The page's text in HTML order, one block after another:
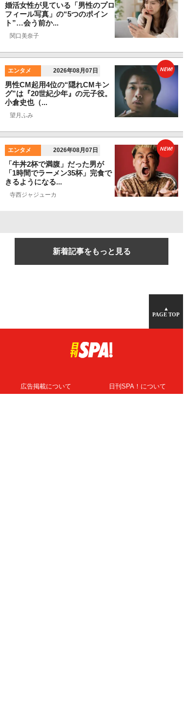
婚活女性が見ている「男性のプロ
フィール写真」の“5つのポイン
ト”…会う前か...
関口美奈子
エンタメ 2026年08月07日
男性CM起用4位の“隠れCMキン
グ”は『20世紀少年』の元子役。
小倉史也（...
望月ふみ
NEW!
エンタメ 2026年08月07日
「牛丼2杯で満腹」だった男が
「1時間でラーメン35杯」完食で
きるようになる...
寺西ジャジューカ
NEW!
新着記事をもっと見る
▲
PAGE TOP
広告掲載について 日刊SPA！について